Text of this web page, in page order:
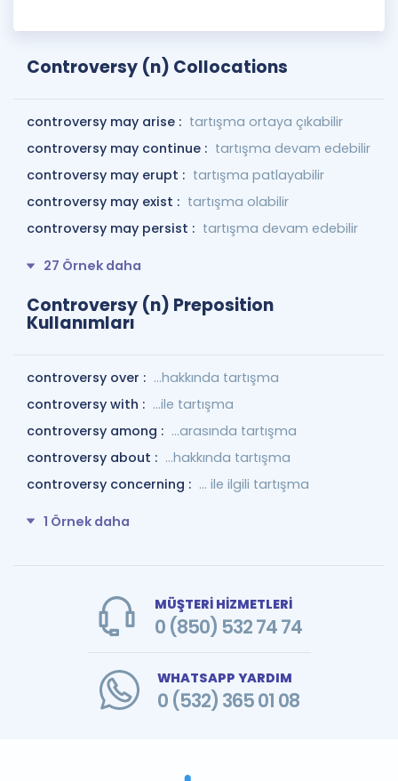
Controversy (n) Collocations
controversy may arise : tartışma ortaya çıkabilir
controversy may continue : tartışma devam edebilir
controversy may erupt : tartışma patlayabilir
controversy may exist : tartışma olabilir
controversy may persist : tartışma devam edebilir
27 Örnek daha
Controversy (n) Preposition
Kullanımları
controversy over : …hakkında tartışma
controversy with : …ile tartışma
controversy among : ...arasında tartışma
controversy about : ...hakkında tartışma
controversy concerning : ... ile ilgili tartışma
1 Örnek daha
MÜŞTERİ HİZMETLERİ
0 (850) 532 74 74
WHATSAPP YARDIM
0 (532) 365 01 08